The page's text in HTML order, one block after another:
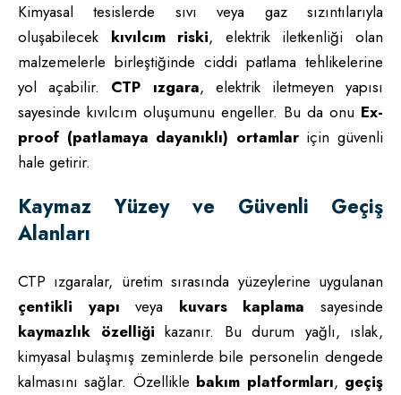
Kimyasal tesislerde sıvı veya gaz sızıntılarıyla
oluşabilecek kıvılcım riski, elektrik iletkenliği olan
malzemelerle birleştiğinde ciddi patlama tehlikelerine
yol açabilir. CTP ızgara, elektrik iletmeyen yapısı
sayesinde kıvılcım oluşumunu engeller. Bu da onu Ex-
proof (patlamaya dayanıklı) ortamlariçin güvenli
hale getirir.
Kaymaz Yüzey ve Güvenli Geçiş
Alanları
CTP ızgaralar, üretim sırasında yüzeylerine uygulanan
çentikli yapı veya kuvars kaplama sayesinde
kaymazlık özelliği kazanır. Bu durum yağlı, ıslak,
kimyasal bulaşmış zeminlerde bile personelin dengede
kalmasını sağlar. Özellikle bakım platformları, geçiş